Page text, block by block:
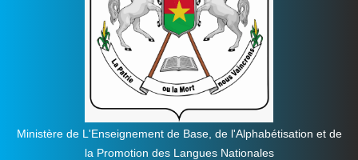
Ministère de L'Enseignement de Base, de l'Alphabétisation et de
la Promotion des Langues Nationales